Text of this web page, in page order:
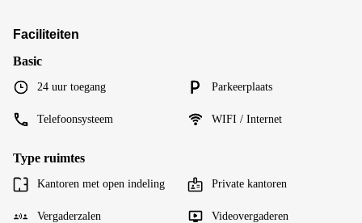
Faciliteiten
Basic
24 uur toegang Parkeerplaats
Telefoonsysteem WIFI / Internet
Type ruimtes
Kantoren met open indeling Private kantoren
Vergaderzalen Videovergaderen